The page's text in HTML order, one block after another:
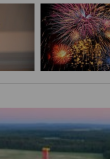
TUDOMÁNYPLÁZA/MTA